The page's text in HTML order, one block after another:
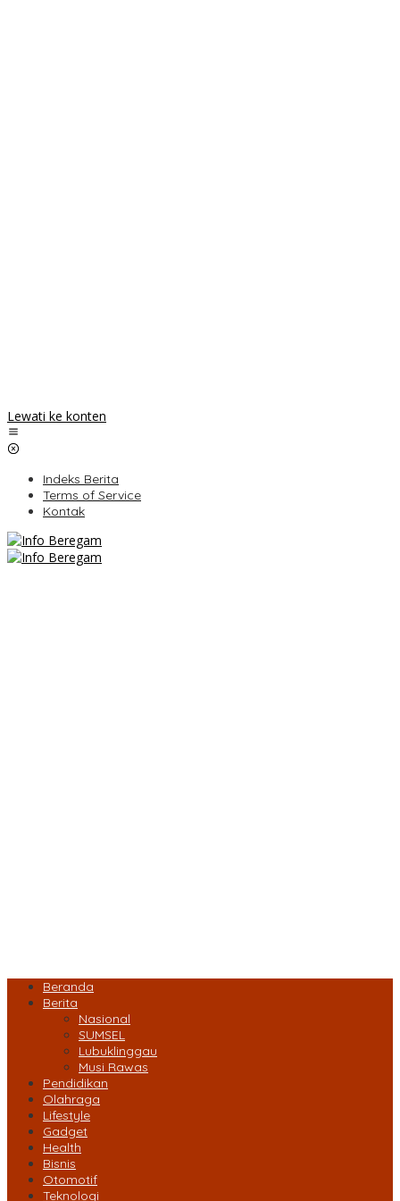
Lewati ke konten
Indeks Berita
Terms of Service
Kontak
Beranda
Berita
Nasional
SUMSEL
Lubuklinggau
Musi Rawas
Pendidikan
Olahraga
Lifestyle
Gadget
Health
Bisnis
Otomotif
Teknologi